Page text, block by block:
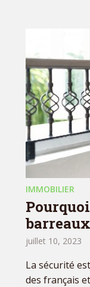
IMMOBILIER
juillet 10, 2023
La sécurité
des français